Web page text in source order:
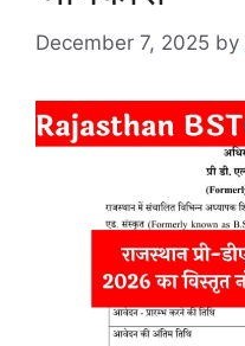
December 7, 2025 by